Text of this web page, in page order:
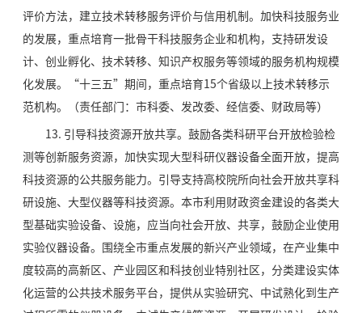
评价方法，建立技术转移服务评价与信用机制。加快科技服务业
的发展，重点培育一批骨干科技服务企业和机构，支持研发设
计、创业孵化、技术转移、知识产权服务等领域的服务机构规模
化发展。“十三五”期间，重点培育15个省级以上技术转移示
范机构。（责任部门：市科委、发改委、经信委、财政局等）
13. 引导科技资源开放共享。鼓励各类科研平台开放检验检
测等创新服务资源，加快实现大型科研仪器设备全面开放，提高
科技资源的公共服务能力。引导支持高校院所向社会开放共享科
研设施、大型仪器等科技资源。本市利用财政资金建设的各类大
型基础实验设备、设施，应当向社会开放、共享，鼓励企业使用
实验仪器设备。围绕全市重点发展的新兴产业领域，在产业集中
度较高的高新区、产业园区和科技创业特别社区，分类建设实体
化运营的公共技术服务平台，提供从实验研究、中试熟化到生产